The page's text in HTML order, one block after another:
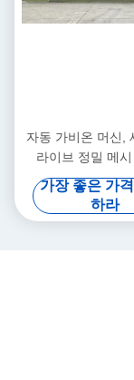
자동 가비온 머신,
라이브 정밀 메
5.3m 최대
가장 좋은 가
하라